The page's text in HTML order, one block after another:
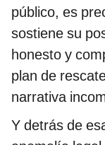
público, es
sostiene su
honesto y
plan de
narrativa
Y detrás de